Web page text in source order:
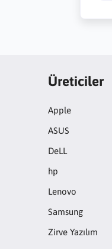
Üreticiler
Apple
ASUS
DeLL
hp
Lenovo
Samsung
Zirve Yazılım